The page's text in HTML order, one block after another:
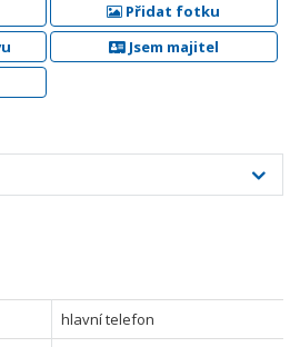
Přidat fotku
Jsem majitel
hlavní telefon